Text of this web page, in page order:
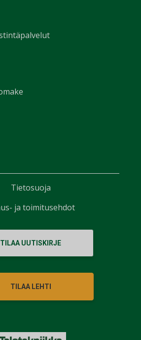
TILAA UUTISKIRJE
TILAA LEHTI
Tietosuoja
ja toimitusehdot